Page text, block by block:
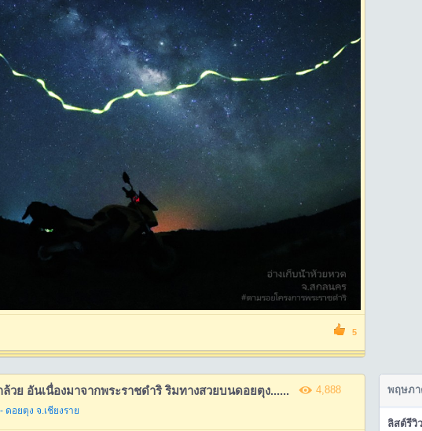
5
4,888
ล้วย อันเนื่องมาจากพระราชดำริ ริมทางสวยบนดอยตุง......
อยตุง จ.เชียงราย
พฤษภา
ลิสต์รีวิว